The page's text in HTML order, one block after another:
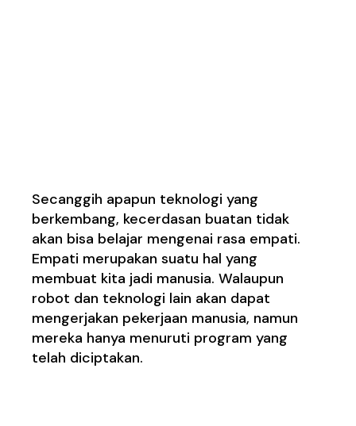
Secanggih apapun teknologi yang
berkembang, kecerdasan buatan tidak
akan bisa belajar mengenai rasa empati.
Empati merupakan suatu hal yang
membuat kita jadi manusia. Walaupun
robot dan teknologi lain akan dapat
mengerjakan pekerjaan manusia, namun
mereka hanya menuruti program yang
telah diciptakan.